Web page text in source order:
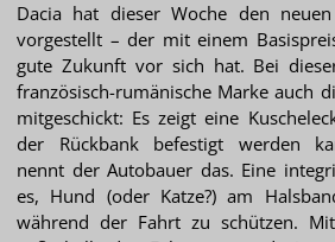
Dacia hat dieser Woche den neuen
vorgestellt – der mit einem
gute Zukunft vor sich hat. Bei
französisch-rumänische Marke auch
mitgeschickt: Es zeigt eine
der Rückbank befestigt werden
nennt der Autobauer das. Eine
es, Hund (oder Katze?) am
während der Fahrt zu schützen.